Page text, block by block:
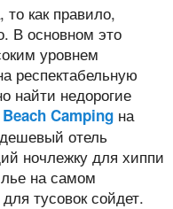
как правило,
В основном это
уровнем
респектабельную
найти недорогие
Camping на
отель
ночлежку для хиппи
на самом
тусовок сойдет.